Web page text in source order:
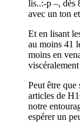
lis..:-p –, dès
avec un ton
Et en lisant
au moins 41
moins en
Peut être
articles de
notre
espérer un